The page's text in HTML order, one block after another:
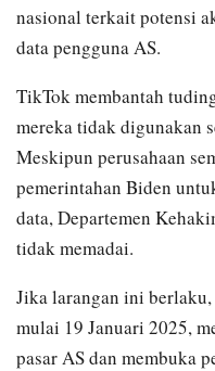
nasional terkait potensi
data pengguna AS.
TikTok membantah
mereka tidak digunakan
Meskipun perusahaan
pemerintahan Biden
data, Departemen
tidak memadai.
Jika larangan ini
mulai 19 Januari 2025,
pasar AS dan membuka